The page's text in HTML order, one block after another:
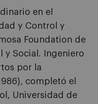
en el
y Control y
Foundation de
y Social. Ingeniero
por la
completó el
Universidad de